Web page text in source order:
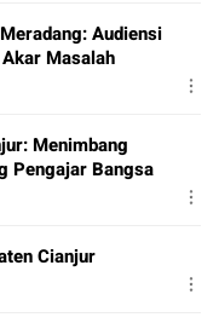
Audiensi
Masalah
Menimbang
Pengajar Bangsa
Cianjur